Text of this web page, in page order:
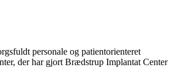
personale og patientorienteret
der har gjort Brædstrup Implantat Center